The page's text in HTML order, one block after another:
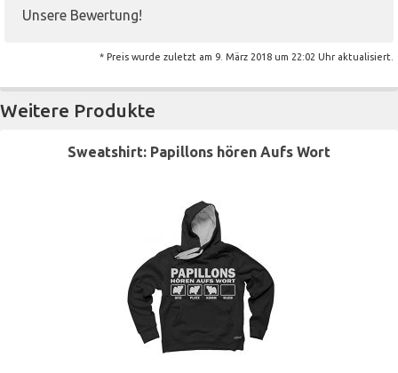
Unsere Bewertung!
* Preis wurde zuletzt am 9. März 2018 um 22:02 Uhr aktualisiert.
Weitere Produkte
Sweatshirt: Papillons hören Aufs Wort